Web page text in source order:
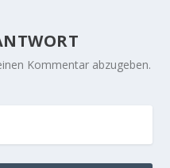
Kommentar abzugeben.